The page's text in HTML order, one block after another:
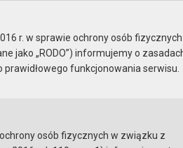
r. w sprawie ochrony osób
jako „RODO”) informujemy o
funkcjonowania serwisu.
ochrony osób fizycznych w związku z